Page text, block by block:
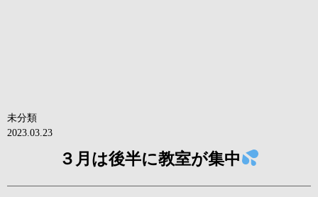
未分類
2023.03.23
３月は後半に教室が集中